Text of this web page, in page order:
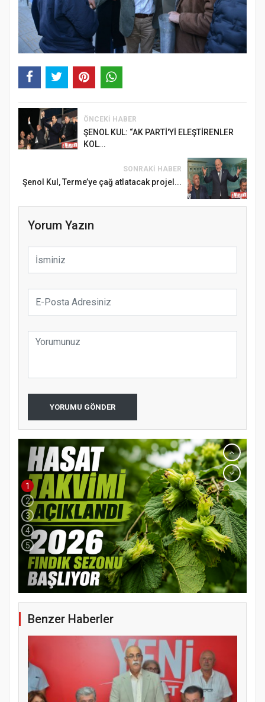
ÖNCEKI HABER
ŞENOL KUL: “AK PARTİ'Yİ ELEŞTİRENLER
KOL...
SONRAKI HABER
Şenol Kul, Terme’ye çağ atlatacak projel...
Yorum Yazın
YORUMU GÖNDER
1
2
3
4
5
Benzer Haberler